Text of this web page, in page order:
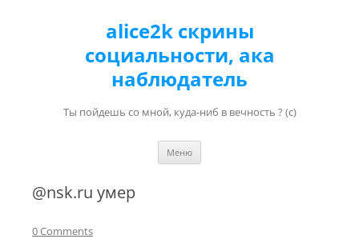
alice2k скрины
социальности, ака
наблюдатель
Ты пойдешь со мной, куда-ниб в вечность ? (с)
Меню
@nsk.ru умер
0 Comments